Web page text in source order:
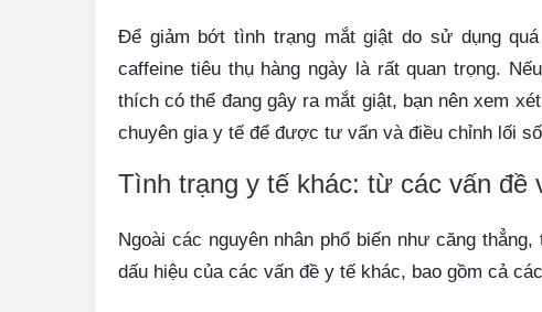
Để giảm bớt tình trạng mắt giật do sử dụng
caffeine tiêu thụ hàng ngày là rất quan trọng.
thích có thể đang gây ra mắt giật, bạn nên xem
chuyên gia y tế để được tư vấn và điều chỉnh lối
Tình trạng y tế khác: từ các vấn đề
Ngoài các nguyên nhân phổ biến như căng
dấu hiệu của các vấn đề y tế khác, bao gồm cả